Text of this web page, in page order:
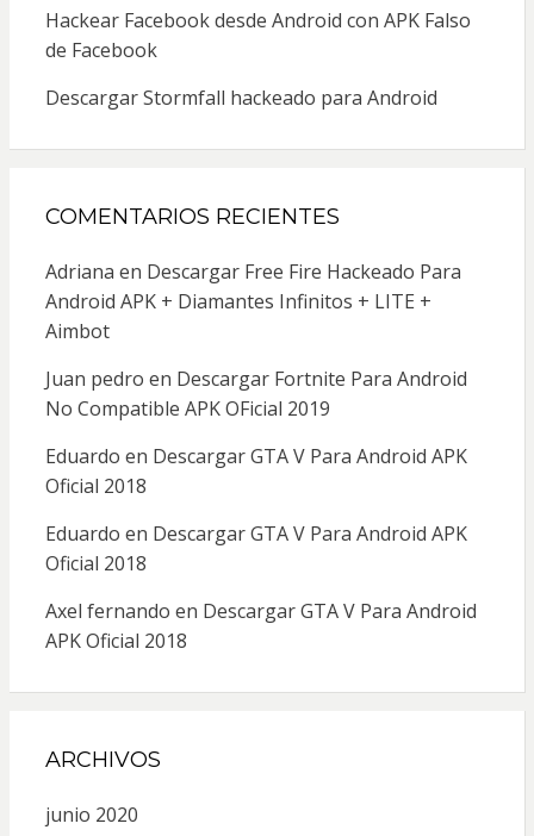
Hackear Facebook desde Android con APK Falso
de Facebook
Descargar Stormfall hackeado para Android
COMENTARIOS RECIENTES
Adriana en Descargar Free Fire Hackeado Para
Android APK + Diamantes Infinitos + LITE +
Aimbot
Juan pedro en Descargar Fortnite Para Android
No Compatible APK OFicial 2019
Eduardo en Descargar GTA V Para Android APK
Oficial 2018
Eduardo en Descargar GTA V Para Android APK
Oficial 2018
Axel fernando en Descargar GTA V Para Android
APK Oficial 2018
ARCHIVOS
junio 2020